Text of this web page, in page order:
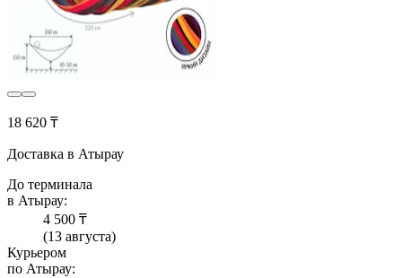
18 620 ₸
Доставка в Атырау
До терминала
в Атырау:
4 500 ₸
(13 августа)
Курьером
по Атырау: